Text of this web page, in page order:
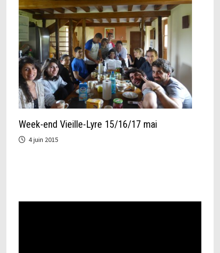
Week-end Vieille-Lyre 15/16/17 mai
4 juin 2015